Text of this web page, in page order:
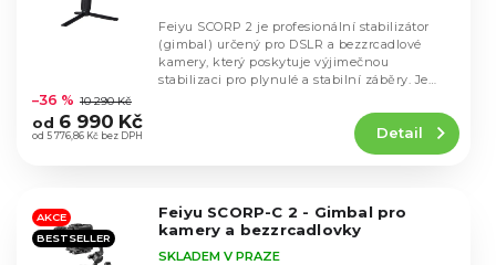
hodnocení
produktu
je
hvězdiček.
od 5 776,86 Kč bez DPH
–36 % 10 290 Kč
od 6 990 Kč Detail
Feiyu SCORP 2 je profesionální stabilizátor
(gimbal) určený pro DSLR a bezzrcadlové
kamery, který poskytuje výjimečnou
stabilizaci pro plynulé a stabilní záběry. Je
AKCE
BESTSELLER
Feiyu SCORP-C 2 - Gimbal pro
kamery a bezzrcadlovky
SKLADEM V PRAZE